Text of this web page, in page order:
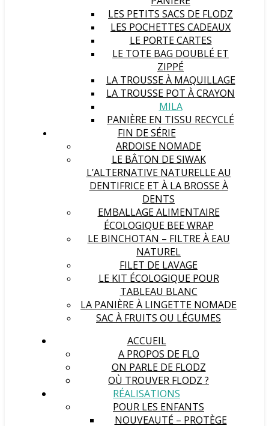
LES PETITS SACS DE FLODZ
LES POCHETTES CADEAUX
LE PORTE CARTES
LE TOTE BAG DOUBLÉ ET
ZIPPÉ
LA TROUSSE À MAQUILLAGE
LA TROUSSE POT À CRAYON
MILA
PANIÈRE EN TISSU RECYCLÉ
FIN DE SÉRIE
ARDOISE NOMADE
LE BÂTON DE SIWAK
L’ALTERNATIVE NATURELLE AU
DENTIFRICE ET À LA BROSSE À
DENTS
EMBALLAGE ALIMENTAIRE
ÉCOLOGIQUE BEE WRAP
LE BINCHOTAN – FILTRE À EAU
NATUREL
FILET DE LAVAGE
LE KIT ÉCOLOGIQUE POUR
TABLEAU BLANC
LA PANIÈRE À LINGETTE NOMADE
SAC À FRUITS OU LÉGUMES
ACCUEIL
A PROPOS DE FLO
ON PARLE DE FLODZ
OÙ TROUVER FLODZ ?
RÉALISATIONS
POUR LES ENFANTS
NOUVEAUTÉ – PROTÈGE